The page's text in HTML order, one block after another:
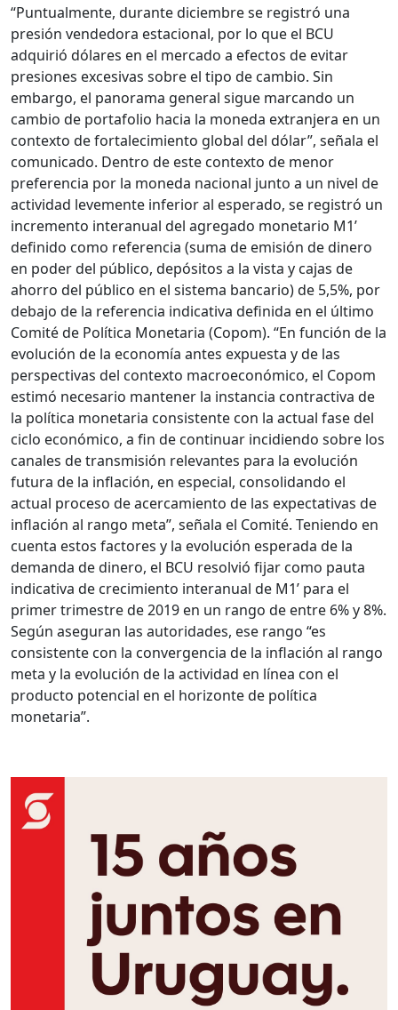
“Puntualmente, durante diciembre se registró una
presión vendedora estacional, por lo que el BCU
adquirió dólares en el mercado a efectos de evitar
presiones excesivas sobre el tipo de cambio. Sin
embargo, el panorama general sigue marcando un
cambio de portafolio hacia la moneda extranjera en un
contexto de fortalecimiento global del dólar”, señala el
comunicado. Dentro de este contexto de menor
preferencia por la moneda nacional junto a un nivel de
actividad levemente inferior al esperado, se registró un
incremento interanual del agregado monetario M1’
definido como referencia (suma de emisión de dinero
en poder del público, depósitos a la vista y cajas de
ahorro del público en el sistema bancario) de 5,5%, por
debajo de la referencia indicativa definida en el último
Comité de Política Monetaria (Copom). “En función de la
evolución de la economía antes expuesta y de las
perspectivas del contexto macroeconómico, el Copom
estimó necesario mantener la instancia contractiva de
la política monetaria consistente con la actual fase del
ciclo económico, a fin de continuar incidiendo sobre los
canales de transmisión relevantes para la evolución
futura de la inflación, en especial, consolidando el
actual proceso de acercamiento de las expectativas de
inflación al rango meta”, señala el Comité. Teniendo en
cuenta estos factores y la evolución esperada de la
demanda de dinero, el BCU resolvió fijar como pauta
indicativa de crecimiento interanual de M1’ para el
primer trimestre de 2019 en un rango de entre 6% y 8%.
Según aseguran las autoridades, ese rango “es
consistente con la convergencia de la inflación al rango
meta y la evolución de la actividad en línea con el
producto potencial en el horizonte de política
monetaria”.